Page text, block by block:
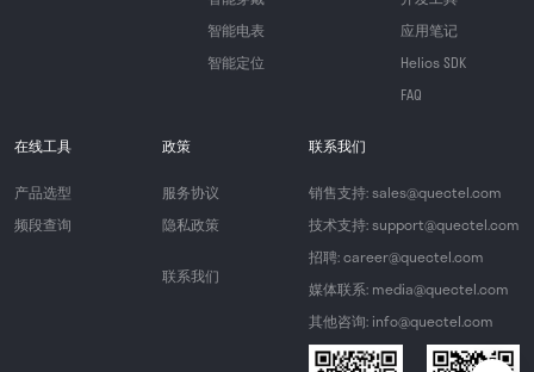
智能电表
智能定位
应用笔记
Helios SDK
FAQ
在线工具
产品选型
频段查询
政策
服务协议
隐私政策
联系我们
联系我们
销售支持: sales@quectel.com
技术支持: support@quectel.com
招聘: career@quectel.com
媒体联系: media@quectel.com
其他咨询: info@quectel.com